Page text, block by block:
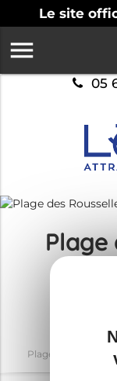
Le site

05
Plage
Plage des